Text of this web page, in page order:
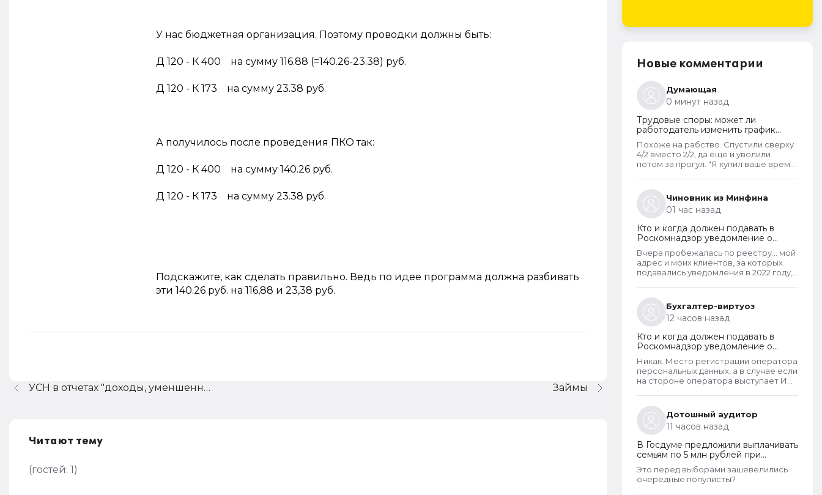
У нас бюджетная организация. Поэтому проводки должны быть:
Д 120 - К 400 на сумму 116.88 (=140.26-23.38) руб.
Д 120 - К 173 на сумму 23.38 руб.
А получилось после проведения ПКО так:
Д 120 - К 400 на сумму 140.26 руб.
Д 120 - К 173 на сумму 23.38 руб.
Подскажите, как сделать правильно. Ведь по идее программа должна разбивать
эти 140.26 руб. на 116,88 и 23,38 руб.
Займы
УСН в отчетах "доходы, уменшенные..." а должно быть "доходы"
Читают тему
(гостей: 1)
Новые комментарии
Думающая
0 минут назад
Трудовые споры: может ли
работодатель изменить график
работы без согласия сотрудника
Похоже на рабство. Спустили сверху
4/2 вместо 2/2, да еще и уволили
потом за прогул. "Я купил ваше время.
Чиновник из Минфина
01 час назад
Кто и когда должен подавать в
Роскомнадзор уведомление о
прекращении обработки
персональных данных
Вчера пробежалась по реестру... мой
адрес и моих клиентов, за которых
подавались уведомления в 2022 году,
данных, зарегистрированных в 2025
году, скрыты. Я проверила только
знакомых ИП и заметила такую
закономерность. Или это просто
совпадение такое?
Бухгалтер-виртуоз
12 часов назад
Кто и когда должен подавать в
Роскомнадзор уведомление о
прекращении обработки
персональных данных
Никак. Место регистрации оператора
персональных данных, а в случае если
на стороне оператора выступает ИП
неотъемлемым атрибутом реестра
РКН. Данная информация подлежит
обязательному размещению в
реестре наряду со всеми прочими
сведениями. Делается это для того,
чтобы у субъектов ПД имелась
возможность в случае нарушения их
прав обратиться непосредственно к
Дотошный аудитор
11 часов назад
В Госдуме предложили выплачивать
семьям по 5 млн рублей при
рождении второго ребенка
Это перед выборами зашевелились
очередные популисты?